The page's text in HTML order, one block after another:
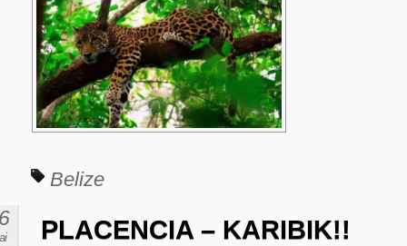
Belize
PLACENCIA – KARIBIK!!